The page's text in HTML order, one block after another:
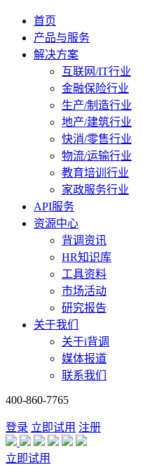
首页
产品与服务
解决方案
互联网/IT行业
金融保险行业
生产/制造行业
地产/建筑行业
快消/零售行业
物流/运输行业
教育培训行业
家政服务行业
API服务
资源中心
背调资讯
HR知识库
工具资料
市场活动
研究报告
关于我们
关于i背调
媒体报道
联系我们
400-860-7765
登录 立即试用 注册
立即试用